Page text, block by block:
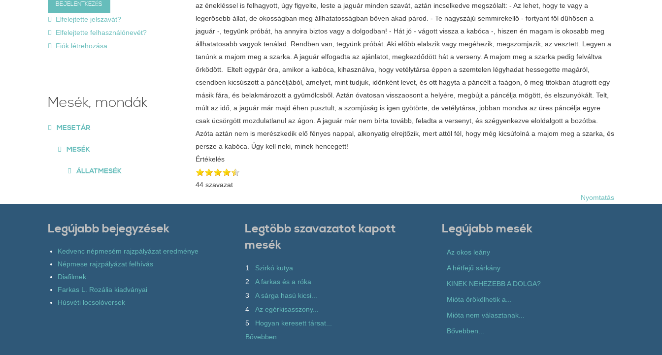
az énekléssel is felhagyott, úgy figyelte, leste a jaguár minden szavát, aztán incselkedve megszólalt: - Az lehet, hogy te vagy a
legerősebb állat, de okosságban meg állhatatosságban bőven akad párod. - Te nagyszájú semmirekellő - fortyant föl dühösen a
jaguár -, tegyünk próbát, ha annyira biztos vagy a dolgodban! - Hát jó - vágott vissza a kabóca -, hiszen én magam is okosabb meg
állhatatosabb vagyok tenálad. Rendben van, tegyünk próbát. Aki előbb elalszik vagy megéhezik, megszomjazik, az vesztett. Legyen a
tanúnk a majom meg a szarka. A jaguár elfogadta az ajánlatot, megkezdődött hát a verseny. A majom meg a szarka pedig felváltva
őrködött. Eltelt egypár óra, amikor a kabóca, kihasználva, hogy vetélytársa éppen a szemtelen légyhadat hessegette magáról,
csendben kicsúszott a páncéljából, amelyet, mint tudjuk, időnként levet, és ott hagyta a páncélt a faágon, ő meg titokban átugrott egy
másik fára, és belakmározott a gyümölcsből. Aztán óvatosan visszaosont a helyére, megbújt a páncélja mögött, és elszunyókált. Telt,
múlt az idő, a jaguár már majd éhen pusztult, a szomjúság is igen gyötörte, de vetélytársa, jobban mondva az üres páncélja egyre
csak ücsörgött mozdulatlanul az ágon. A jaguár már nem bírta tovább, feladta a versenyt, és szégyenkezve eloldalgott a bozótba.
Azóta aztán nem is merészkedik elő fényes nappal, alkonyatig elrejtőzik, mert attól fél, hogy még kicsúfolná a majom meg a szarka, és
persze a kabóca. Úgy kell neki, minek hencegett!
Értékelés
44 szavazat
Nyomtatás
Elfelejtette jelszavát?
Elfelejtette felhasználónevét?
Fiók létrehozása
Mesék, mondák
MESETÁR
MESÉK
ÁLLATMESÉK
Legújabb bejegyzések
Kedvenc népmesém rajzpályázat eredménye
Népmese rajzpályázat felhívás
Diafilmek
Farkas L. Rozália kiadványai
Húsvéti locsolóversek
Legtöbb szavazatot kapott
mesék
1
Szirkó kutya
2
A farkas és a róka
3
A sárga hasú kicsi...
4
Az egérkisasszony...
5
Hogyan keresett társat...
Bővebben...
Legújabb mesék
Az okos leány
A hétfejű sárkány
KINEK NEHEZEBB A DOLGA?
Mióta örökölhetik a...
Mióta nem választanak...
Bővebben...